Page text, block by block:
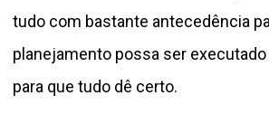
tudo com bastante antecedência
planejamento possa ser
para que tudo dê certo.